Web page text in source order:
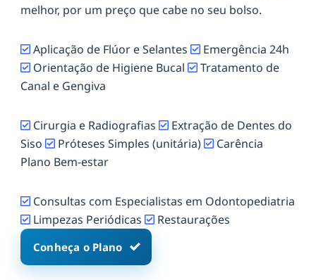
melhor, por um preço que cabe no seu bolso.
Aplicação de Flúor e Selantes
Emergência 24h
Orientação de Higiene Bucal
Tratamento de
Canal e Gengiva
Cirurgia e Radiografias
Extração de Dentes do
Siso
Próteses Simples (unitária)
Carência
Plano Bem-estar
Consultas com Especialistas em Odontopediatria
Limpezas Periódicas
Restaurações
Conheça o Plano